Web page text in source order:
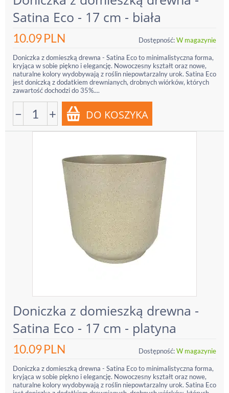
Satina Eco - 17 cm - biała
10.09PLN Dostępność:W magazynie
Doniczka z domieszką drewna - Satina Eco to minimalistyczna forma,
kryjąca w sobie piękno i elegancję. Nowoczesny kształt oraz nowe,
naturalne kolory wydobywają z roślin niepowtarzalny urok. Satina Eco
jest doniczką z dodatkiem drewnianych, drobnych wiórków, których
zawartość dochodzi do 35%....
− +
Doniczka z domieszką drewna -
Satina Eco - 17 cm - platyna
10.09PLN Dostępność:W magazynie
Doniczka z domieszką drewna - Satina Eco to minimalistyczna forma,
kryjąca w sobie piękno i elegancję. Nowoczesny kształt oraz nowe,
naturalne kolory wydobywają z roślin niepowtarzalny urok. Satina Eco